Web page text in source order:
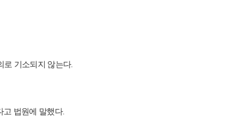
로 기소되지 않는다.
고 법원에 말했다.